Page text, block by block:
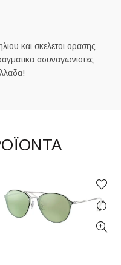
και σκελετοι ορασης
ασυναγωνιστες